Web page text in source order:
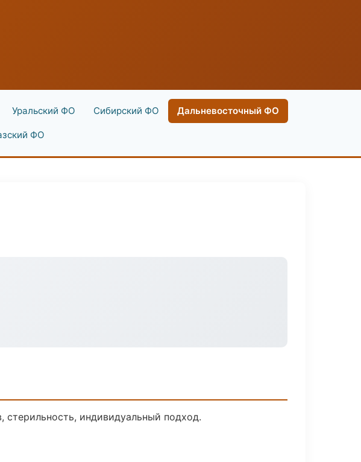
Уральский ФО Сибирский ФО Дальневосточный ФО
ФО
стерильность, индивидуальный подход.